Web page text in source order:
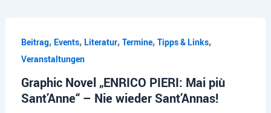
Beitrag, Events, Literatur, Termine, Tipps & Links,
Veranstaltungen
Graphic Novel „ENRICO PIERI: Mai più
Sant’Anne“ – Nie wieder Sant’Annas!